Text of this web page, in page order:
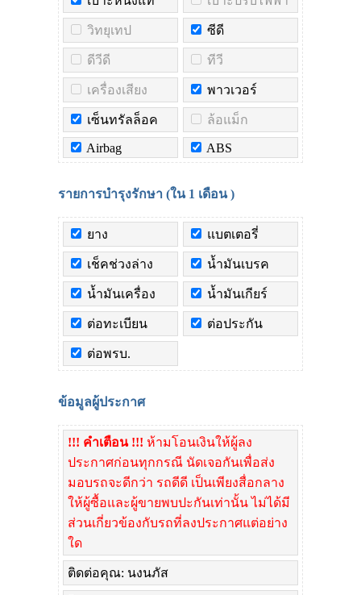
วิทยุเทป ซีดี
ดีวีดี ทีวี
เครื่องเสียง พาวเวอร์
เซ็นทรัลล็อค ล้อแม็ก
Airbag ABS
รายการบำรุงรักษา (ใน 1 เดือน)
ยาง แบตเตอรี่
เช็คช่วงล่าง น้ำมันเบรค
น้ำมันเครื่อง น้ำมันเกียร์
ต่อทะเบียน ต่อประกัน
ต่อพรบ.
ข้อมูลผู้ประกาศ
!!! คำเตือน !!! ห้ามโอนเงินให้ผู้ลง
ประกาศก่อนทุกกรณี นัดเจอกันเพื่อส่ง
มอบรถจะดีกว่า รถดีดี เป็นเพียงสื่อกลาง
ให้ผู้ซื้อและผู้ขายพบปะกันเท่านั้น ไม่ได้มี
ส่วนเกี่ยวข้องกับรถที่ลงประกาศแต่อย่าง
ใด
ติดต่อคุณ: นงนภัส